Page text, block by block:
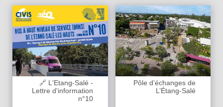
🔗 L'Etang-Salé -
Lettre d'information
n°10
Pôle d’échanges de
L’Étang-Salé